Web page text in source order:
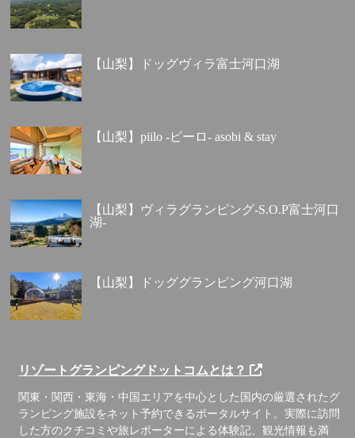
【山梨】ドッグヴィラ富士河口湖
【山梨】piilo -ピーロ- asobi & stay
【山梨】ヴィラグランピング-S.O.P富士河口
湖-
【山梨】ドッググランピング河口湖
リゾートグランピングドットコムとは？
関東・関西・東海・中国エリアを中心とした国内の厳選されたグ
ランピング施設をネット予約できるポータルサイト。実際に訪問
した方のクチコミや旅レポーターによる体験記、観光情報も満